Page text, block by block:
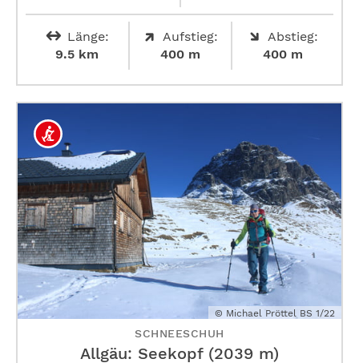
Länge:
9.5 km
Aufstieg:
400 m
Abstieg:
400 m
© Michael Pröttel BS 1/22
SCHNEESCHUH
Allgäu: Seekopf (2039 m)